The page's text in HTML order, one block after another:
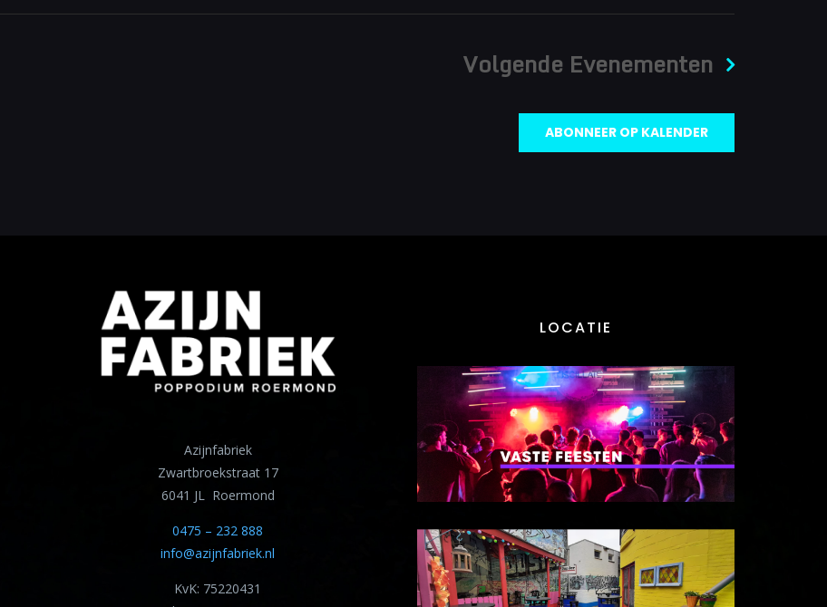
Volgende Evenementen
ABONNEER OP KALENDER
Azijnfabriek
Zwartbroekstraat 17
6041 JL Roermond
0475 – 232 888
info@azijnfabriek.nl
KvK: 75220431
LOCATIE